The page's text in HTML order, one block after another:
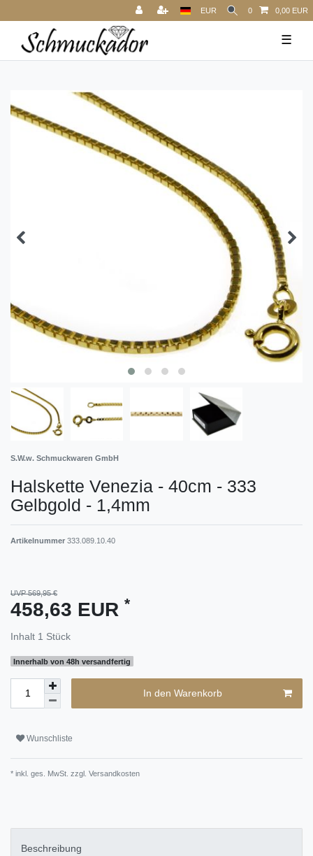
EUR 0 0,00 EUR
☰
S.W.w. Schmuckwaren GmbH
Halskette Venezia - 40cm - 333
Gelbgold - 1,4mm
Artikelnummer 333.089.10.40
UVP 569,95 €
458,63 EUR *
Inhalt 1 Stück
Innerhalb von 48h versandfertig
In den Warenkorb
Wunschliste
* inkl. ges. MwSt. zzgl. Versandkosten
Beschreibung